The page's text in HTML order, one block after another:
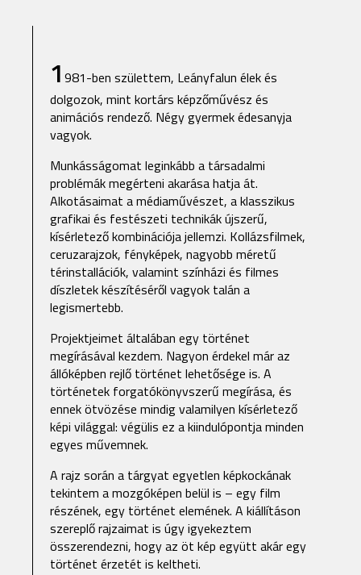
1 981-ben születtem, Leányfalun élek és
dolgozok, mint kortárs képzőművész és
animációs rendező. Négy gyermek édesanyja
vagyok.
Munkásságomat leginkább a társadalmi
problémák megérteni akarása hatja át.
Alkotásaimat a médiaművészet, a klasszikus
grafikai és festészeti technikák újszerű,
kísérletező kombinációja jellemzi. Kollázsfilmek,
ceruzarajzok, fényképek, nagyobb méretű
térinstallációk, valamint színházi és filmes
díszletek készítéséről vagyok talán a
legismertebb.
Projektjeimet általában egy történet
megírásával kezdem. Nagyon érdekel már az
állóképben rejlő történet lehetősége is. A
történetek forgatókönyvszerű megírása, és
ennek ötvözése mindig valamilyen kísérletező
képi világgal: végülis ez a kiindulópontja minden
egyes művemnek.
A rajz során a tárgyat egyetlen képkockának
tekintem a mozgóképen belül is – egy film
részének, egy történet elemének. A kiállításon
szereplő rajzaimat is úgy igyekeztem
összerendezni, hogy az öt kép együtt akár egy
történet érzetét is keltheti.